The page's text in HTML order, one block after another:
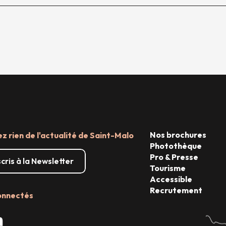
rien de l'actualité de Saint-Malo
à la Newsletter
Nos brochures
Photothèque
Pro & Presse
Tourisme
Accessible
Recrutement